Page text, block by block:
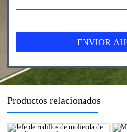
Productos relacionados